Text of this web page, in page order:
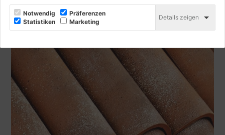
Notwendig
Präferenzen
Statistiken
Marketing
Details zeigen